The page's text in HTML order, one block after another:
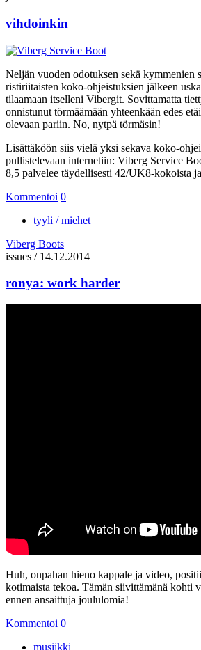
vihdoinkin
Neljän vuoden odotuksen sekä kymmenien
ristiriitaisten koko-ohjeistuksien jälkeen
tilaamaan itselleni Vibergit. Sovittamatta
onnistunut törmäämään yhteenkään edes
olevaan pariin. No, nytpä törmäsin!
Lisättäköön siis vielä yksi sekava koko-
pullistelevaan internetiin: Viberg Service
8,5 palvelee täydellisesti 42/UK8-kokoista
Kommentoi 0
tyyli / miehet
Viberg Boots
issues / 14.12.2014
ronya: work harder
Huh, onpahan hieno kappale ja video,
kotimaista tekoa. Tämän siivittämänä kohti
ennen ansaittuja joululomia!
Kommentoi 0
musiikki